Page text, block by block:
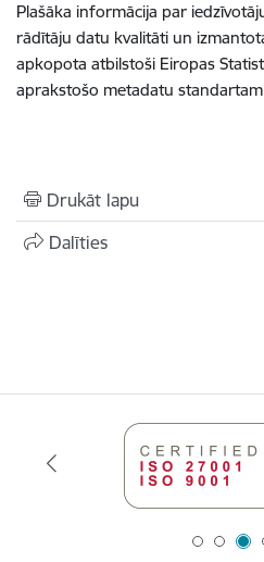
Plašāka informācija par
rādītāju datu kvalitāti un
apkopota atbilstoši Eiropas
aprakstošo metadatu standartam
Drukāt lapu
Dalīties